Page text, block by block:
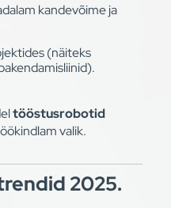
kandevõime ja
(näiteks
tööstusrobotid
valik.
2025.